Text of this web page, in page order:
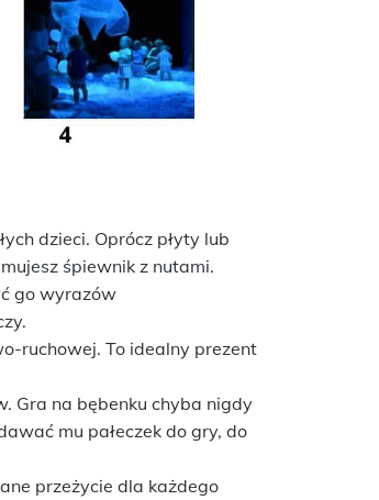
dzieci. Oprócz płyty lub
śpiewnik z nutami.
go wyrazów
ruchowej. To idealny prezent
Gra na bębenku chyba nigdy
mu pałeczek do gry, do
przeżycie dla każdego